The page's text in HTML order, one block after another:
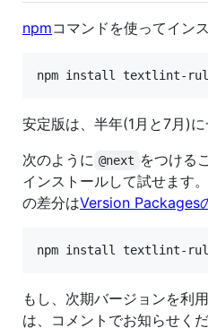
npmコマンドを使ってイン
安定版は、半年(1月と7月)に
次のように @next をつける
インストールして試せます
の差分はVersion Packages
もし、次期バージョンを利
は、コメントでお知らせくだ